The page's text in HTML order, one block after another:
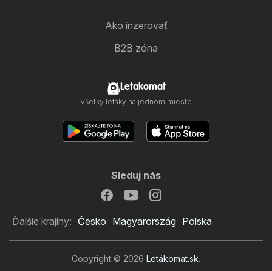
Ako inzerovať
B2B zóna
Letakomat
Všetky letáky na jednom mieste
Sleduj nás
Ďalšie krajiny: Česko Magyarország Polska
Copyright © 2026 Letákomat.sk.